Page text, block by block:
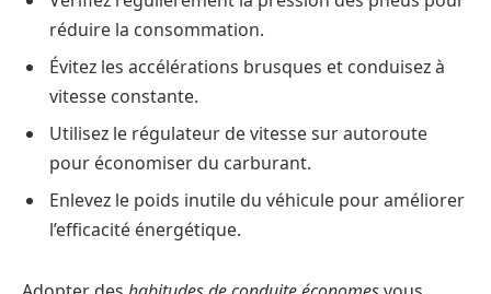
réduire la consommation.
Évitez les accélérations brusques et conduisez à
vitesse constante.
Utilisez le régulateur de vitesse sur autoroute
pour économiser du carburant.
Enlevez le poids inutile du véhicule pour améliorer
l’efficacité énergétique.